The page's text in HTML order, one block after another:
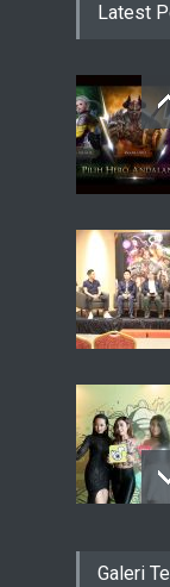
Latest
Galeri